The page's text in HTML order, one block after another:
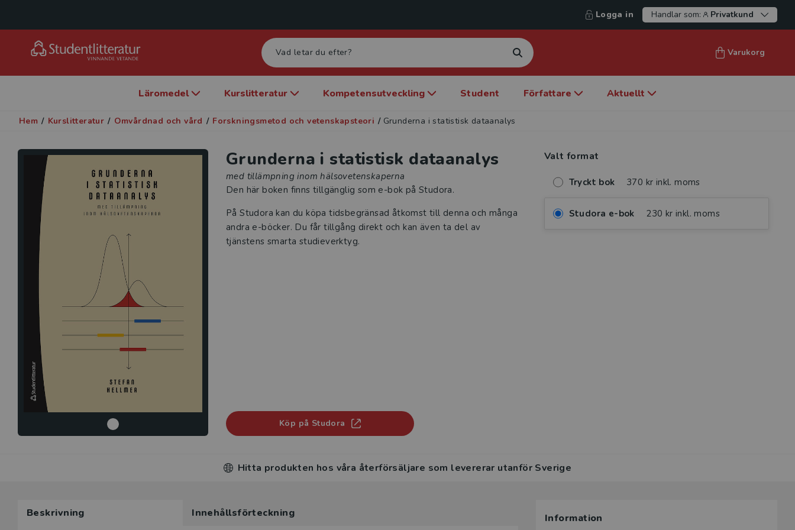
Logga in Handlar som: Privatkund
Varukorg
Läromedel Kurslitteratur Kompetensutveckling Student Författare Aktuellt
Hem / Kurslitteratur / Omvårdnad och vård / Forskningsmetod och vetenskapsteori / Grunderna i statistisk dataanalys
Grunderna i statistisk dataanalys
med tillämpning inom hälsovetenskaperna
Den här boken finns tillgänglig som e-bok på Studora.
På Studora kan du köpa tidsbegränsad åtkomst till denna och många
andra e-böcker. Du får tillgång direkt och kan även ta del av
tjänstens smarta studieverktyg.
Köp på Studora
Valt format
Tryckt bok 370 kr inkl. moms
Studora e-bok 230 kr inkl. moms
Hitta produkten hos våra återförsäljare som levererar utanför Sverige
Beskrivning Innehållsförteckning Information